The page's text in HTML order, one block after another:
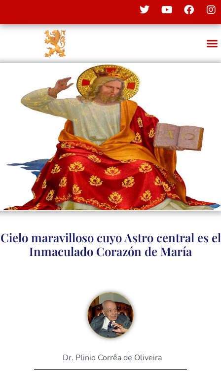
Cielo maravilloso cuyo Astro central es el
Inmaculado Corazón de María
Dr. Plinio Corrêa de Oliveira